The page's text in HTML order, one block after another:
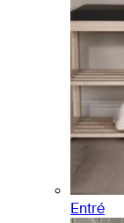
Entré